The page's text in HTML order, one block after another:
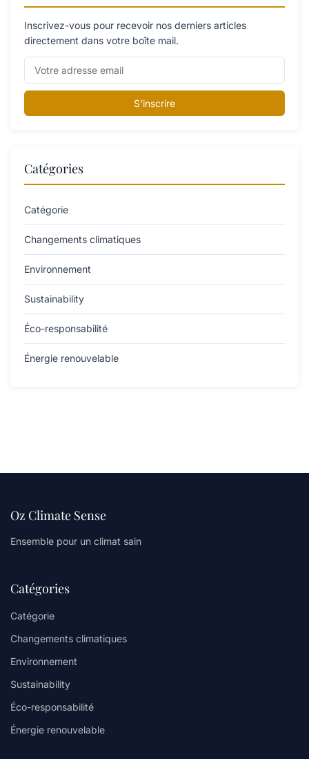
Inscrivez-vous pour recevoir nos derniers articles
directement dans votre boîte mail.
S'inscrire
Catégories
Catégorie
Changements climatiques
Environnement
Sustainability
Éco-responsabilité
Énergie renouvelable
Oz Climate Sense
Ensemble pour un climat sain
Catégories
Catégorie
Changements climatiques
Environnement
Sustainability
Éco-responsabilité
Énergie renouvelable